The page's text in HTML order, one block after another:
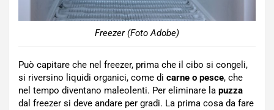
Freezer (Foto Adobe)
Può capitare che nel freezer, prima che il cibo si congeli,
si riversino liquidi organici, come di carne o pesce, che
nel tempo diventano maleolenti. Per eliminare la puzza
dal freezer si deve andare per gradi. La prima cosa da fare